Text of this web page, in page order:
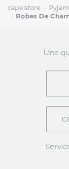
capelstore
Robes De
Une